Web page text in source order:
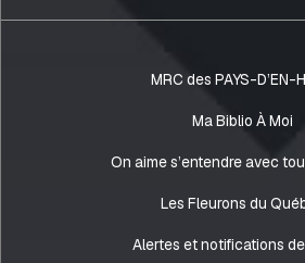
MRC des PAYS-D’EN-
Ma Biblio À Moi
On aime s’entendre avec
Les Fleurons du
Alertes et notifications